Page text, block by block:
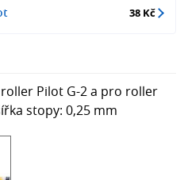
38 Kč
Pilot G-2 a pro roller
stopy: 0,25 mm